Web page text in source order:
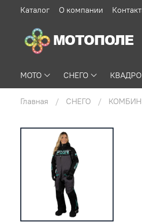
Каталог О компании
МОТО СНЕГО КВАДРО
Главная СНЕГО